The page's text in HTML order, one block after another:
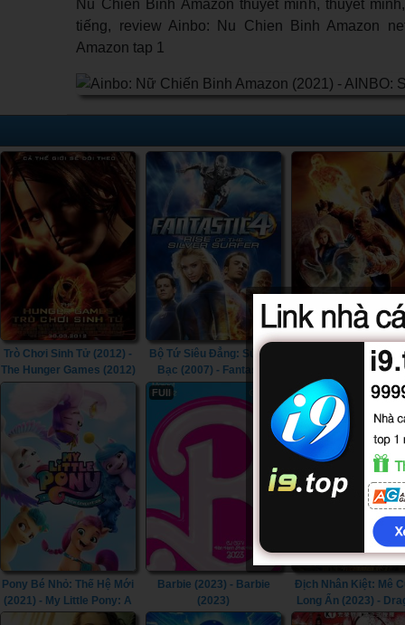
Nu Chien Binh Amazon thuyet minh, thuyết
tiếng, review Ainbo: Nu Chien Binh Amazon
Amazon tap 1
Trò Chơi Sinh Tử (2012) -
The Hunger Games (2012)
Bộ Tứ Siêu Đẳng: Sứ Giả
Bạc (2007) - Fantastic
Four: Rise of the Silver
Surfer (2007)
Bộ Tứ Siêu Đẳng
Fantastic Four
Pony Bé Nhỏ: Thế Hệ Mới
(2021) - My Little Pony: A
New Generation (2021)
FUll
Barbie (2023) - Barbie
(2023)
Địch Nhân Kiệt: Mê
Long Ẩn (2023) -
Hidden In A